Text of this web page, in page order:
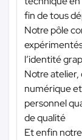
fin de tous
Notre pôle
l’identité
Notre atelier,
numérique
personnel
de qualité
Et enfin